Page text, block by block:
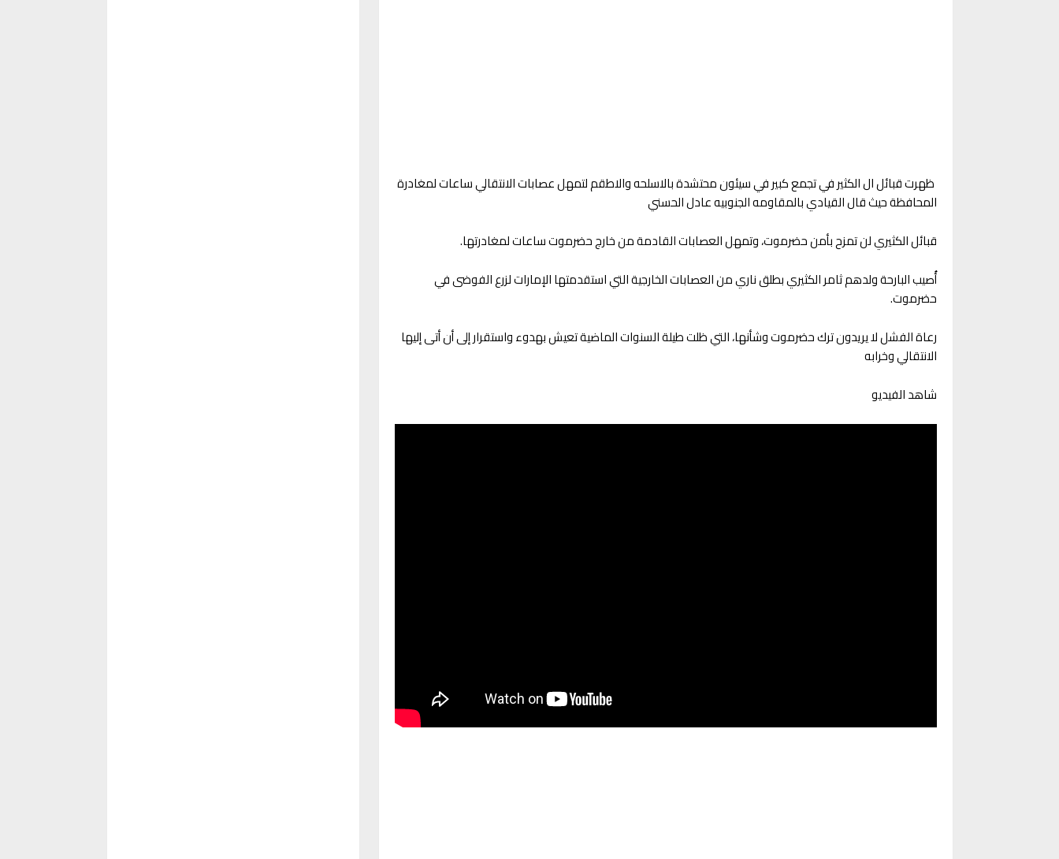
ظهرت قبائل ال الكثير في تجمع كبير في سيئون محتشدة بالاسلحه والاطقم لتمهل عصابات الانتقالي ساعات لمغادرة
المحافظة حيث قال القيادي بالمقاومه الجنوبيه عادل الحسني
‏قبائل الكثيري لن تمزح بأمن حضرموت، وتمهل العصابات القادمة من خارج حضرموت ساعات لمغادرتها.
أُصيب البارحة ولدهم ثامر الكثيري بطلق ناري من العصابات الخارجية التي استقدمتها الإمارات لزرع الفوضى في
حضرموت.
رعاة الفشل لا يريدون ترك حضرموت وشأنها، التي ظلت طيلة السنوات الماضية تعيش بهدوء واستقرار إلى أن أتى إليها
الانتقالي وخرابه
شاهد الفيديو